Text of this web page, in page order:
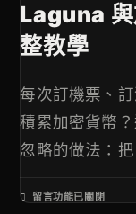
Laguna 與
整教學
每次訂機票、
積累加密貨幣
忽略的做法：
留言功能已關閉